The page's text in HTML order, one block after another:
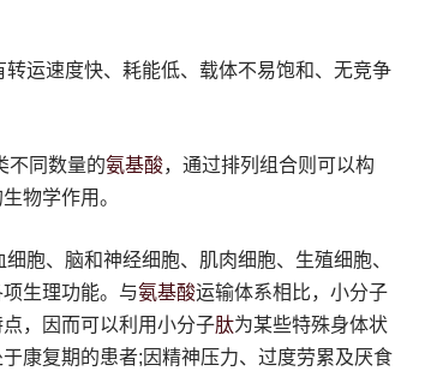
转运速度快、耗能低、载体不易饱和、无竞争
不同数量的氨基酸，通过排列组合则可以构
物学作用。
胞、脑和神经细胞、肌肉细胞、生殖细胞、
生理功能。与氨基酸运输体系相比，小分子
，因而可以利用小分子肽为某些特殊身体状
康复期的患者;因精神压力、过度劳累及厌食